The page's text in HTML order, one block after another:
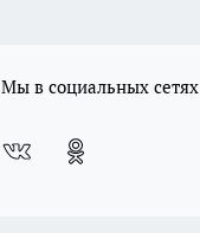
Мы в социальных сетях